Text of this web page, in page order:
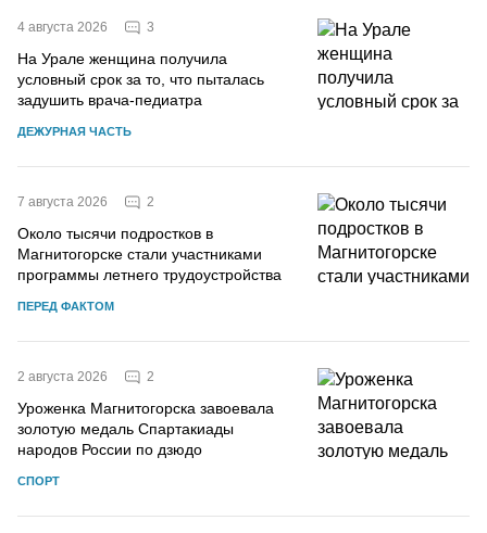
4 августа 2026 3
На Урале женщина получила
условный срок за то, что пыталась
задушить врача-педиатра
ДЕЖУРНАЯ ЧАСТЬ
7 августа 2026 2
Около тысячи подростков в
Магнитогорске стали участниками
программы летнего трудоустройства
ПЕРЕД ФАКТОМ
2 августа 2026 2
Уроженка Магнитогорска завоевала
золотую медаль Спартакиады
народов России по дзюдо
СПОРТ